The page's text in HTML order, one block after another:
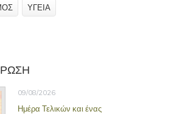
ΥΓΕΙΑ
09/08/2026
Ημέρα Τελικών και ένας